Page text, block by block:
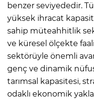
benzer seviyededir.
yüksek ihracat
sahip müteahhitlik
ve küresel ölçekte
sektörüyle önemli
genç ve dinamik
tarımsal kapasitesi,
odaklı ekonomik